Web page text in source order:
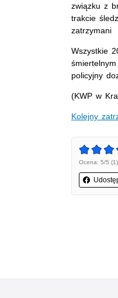
związku z
trakcie
zatrzymani
Wszystkie
policyjny
(KWP w
Kolejny
Ocena: 5/5 (1)